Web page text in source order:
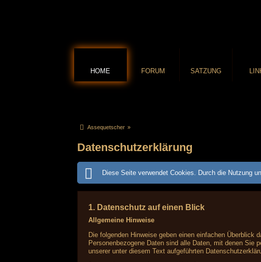
HOME FORUM SATZUNG
Assequetscher »
Datenschutzerklärung
Diese Seite verwendet Cookies. Durch die Nutzung
1. Datenschutz auf einen Blick
Allgemeine Hinweise
Die folgenden Hinweise geben einen einfachen Überblick
Personenbezogene Daten sind alle Daten, mit denen Sie
unserer unter diesem Text aufgeführten